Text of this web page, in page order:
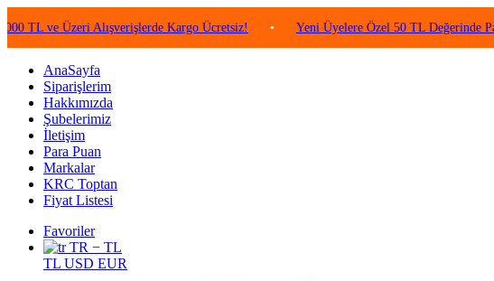
Üzeri Alışverişlerde Kargo Ücretsiz! • Yeni Üyelere Özel 50 TL Değerinde Para Puan!
AnaSayfa
Siparişlerim
Hakkımızda
Şubelerimiz
İletişim
Para Puan
Markalar
KRC Toptan
Fiyat Listesi
Favoriler
TR − TL
TL USD EUR